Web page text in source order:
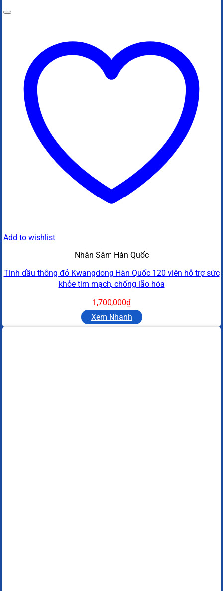
Add to wishlist
Nhân Sâm Hàn Quốc
Tinh dầu thông đỏ Kwangdong Hàn Quốc 120 viên hỗ trợ sức
khỏe tim mạch, chống lão hóa
1,700,000₫
Xem Nhanh